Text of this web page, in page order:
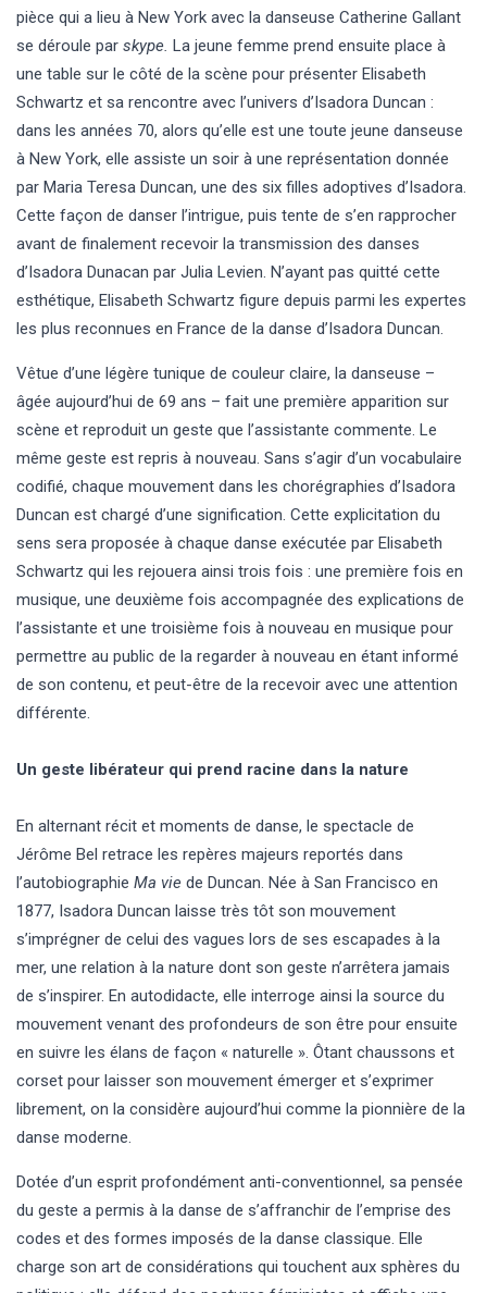
pièce qui a lieu à New York avec la danseuse Catherine Gallant
se déroule par skype. La jeune femme prend ensuite place à
une table sur le côté de la scène pour présenter Elisabeth
Schwartz et sa rencontre avec l’univers d’Isadora Duncan :
dans les années 70, alors qu’elle est une toute jeune danseuse
à New York, elle assiste un soir à une représentation donnée
par Maria Teresa Duncan, une des six filles adoptives d’Isadora.
Cette façon de danser l’intrigue, puis tente de s’en rapprocher
avant de finalement recevoir la transmission des danses
d’Isadora Dunacan par Julia Levien. N’ayant pas quitté cette
esthétique, Elisabeth Schwartz figure depuis parmi les expertes
les plus reconnues en France de la danse d’Isadora Duncan.
Vêtue d’une légère tunique de couleur claire, la danseuse –
âgée aujourd’hui de 69 ans – fait une première apparition sur
scène et reproduit un geste que l’assistante commente. Le
même geste est repris à nouveau. Sans s’agir d’un vocabulaire
codifié, chaque mouvement dans les chorégraphies d’Isadora
Duncan est chargé d’une signification. Cette explicitation du
sens sera proposée à chaque danse exécutée par Elisabeth
Schwartz qui les rejouera ainsi trois fois : une première fois en
musique, une deuxième fois accompagnée des explications de
l’assistante et une troisième fois à nouveau en musique pour
permettre au public de la regarder à nouveau en étant informé
de son contenu, et peut-être de la recevoir avec une attention
différente.
Un geste libérateur qui prend racine dans la nature
En alternant récit et moments de danse, le spectacle de
Jérôme Bel retrace les repères majeurs reportés dans
l’autobiographie Ma vie de Duncan. Née à San Francisco en
1877, Isadora Duncan laisse très tôt son mouvement
s’imprégner de celui des vagues lors de ses escapades à la
mer, une relation à la nature dont son geste n’arrêtera jamais
de s’inspirer. En autodidacte, elle interroge ainsi la source du
mouvement venant des profondeurs de son être pour ensuite
en suivre les élans de façon « naturelle ». Ôtant chaussons et
corset pour laisser son mouvement émerger et s’exprimer
librement, on la considère aujourd’hui comme la pionnière de la
danse moderne.
Dotée d’un esprit profondément anti-conventionnel, sa pensée
du geste a permis à la danse de s’affranchir de l’emprise des
codes et des formes imposés de la danse classique. Elle
charge son art de considérations qui touchent aux sphères du